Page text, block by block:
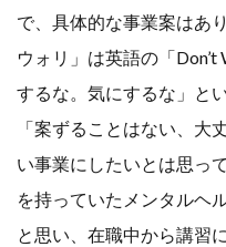
で、具体的な事業案はあ
ウォリ」は英語の「
するな。気にするな」と
「案ずることはない、大
い事業にしたいとは思っ
を持っていたメンタルヘ
と思い、在職中から講習